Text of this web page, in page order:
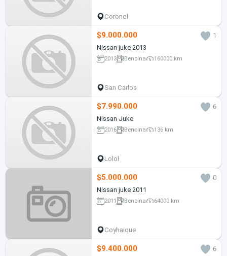
Coronel
$9.000.000
1
Nissan juke 2013
2013 Bencina 160000 km
San Carlos
$7.990.000
6
Nissan Juke
2016 Bencina 136 km
Lolol
$5.000.000
0
Nissan juke 2011
2011 Bencina 64000 km
Coyhaique
$9.400.000
6